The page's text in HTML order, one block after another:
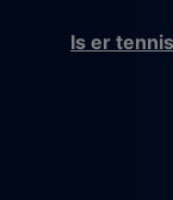
Is er